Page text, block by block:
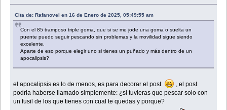
Cita de: Rafanovel en 16 de Enero de 2025, 05:49:55 am
Con el 85 tramposo triple goma, que si se me jode una goma o suelta un
puente puedo seguir pescando sin problemas y la movilidad sigue siendo
excelente.
Aparte de eso porque elegir uno si tienes un puñado y más dentro de un
apocalipsis?
el apocalipsis es lo de menos, es para decorar el post
, el post
podria haberse llamado simplemente: ¿si tuvieras que pescar solo con
un fusil de los que tienes con cual te quedas y porque?